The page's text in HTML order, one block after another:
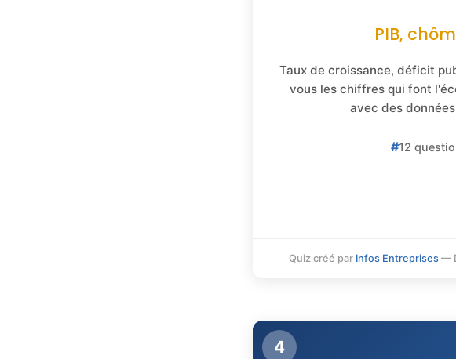
PIB,
Taux de croissance, déficit
vous les chiffres qui font
avec des
#12
Quiz créé par Infos Entreprises —
4